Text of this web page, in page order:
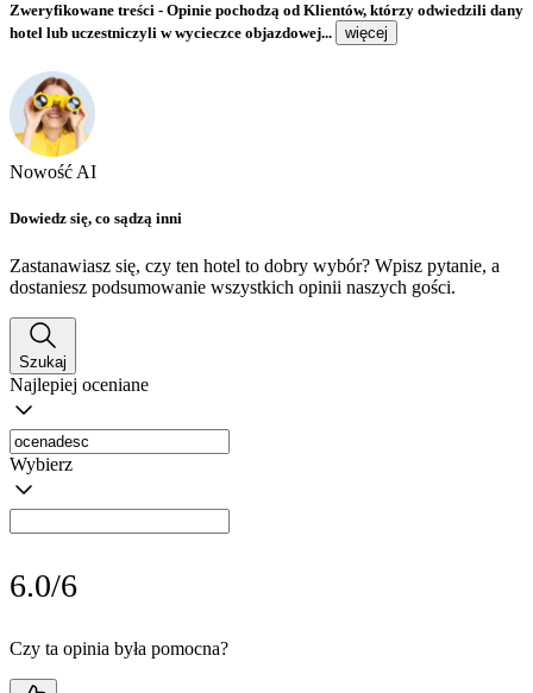
Zweryfikowane treści - Opinie pochodzą od Klientów, którzy odwiedzili dany
hotel lub uczestniczyli w wycieczce objazdowej...
więcej
Nowość AI
Dowiedz się, co sądzą inni
Zastanawiasz się, czy ten hotel to dobry wybór? Wpisz pytanie, a
dostaniesz podsumowanie wszystkich opinii naszych gości.
Szukaj
Najlepiej oceniane
Wybierz
6.0/6
Czy ta opinia była pomocna?